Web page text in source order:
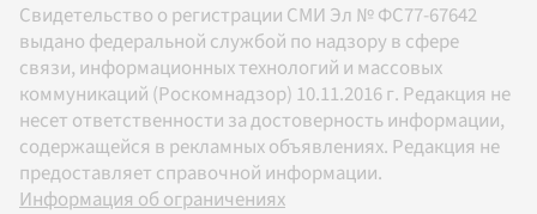
Свидетельство о регистрации СМИ Эл № ФС77-67642
выдано федеральной службой по надзору в сфере
связи, информационных технологий и массовых
коммуникаций (Роскомнадзор) 10.11.2016 г. Редакция не
несет ответственности за достоверность информации,
содержащейся в рекламных объявлениях. Редакция не
предоставляет справочной информации.
Информация об ограничениях